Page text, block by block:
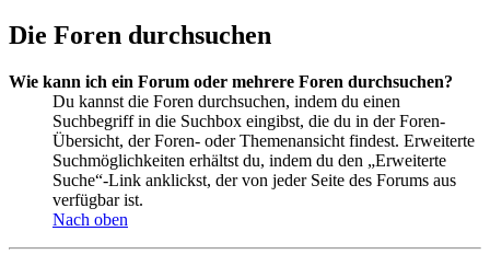
Die Foren durchsuchen
Wie kann ich ein Forum oder mehrere Foren durchsuchen?
Du kannst die Foren durchsuchen, indem du einen
Suchbegriff in die Suchbox eingibst, die du in der Foren-
Übersicht, der Foren- oder Themenansicht findest. Erweiterte
Suchmöglichkeiten erhältst du, indem du den „Erweiterte
Suche“-Link anklickst, der von jeder Seite des Forums aus
verfügbar ist.
Nach oben